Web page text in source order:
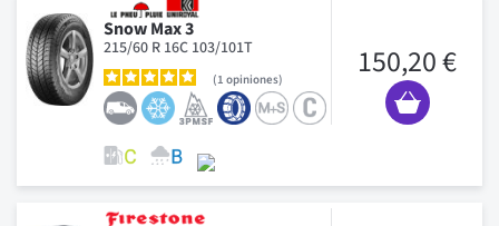
Snow Max 3
215/60 R 16C 103/101T
1 opiniones 150,20 €